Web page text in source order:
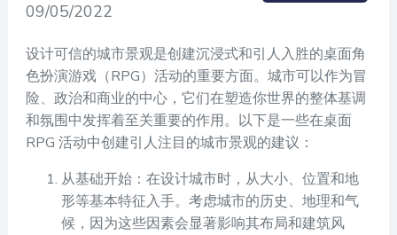
09/05/2022
设计可信的城市景观是创建沉浸式和引人入胜的桌面角
色扮演游戏（RPG）活动的重要方面。城市可以作为冒
险、政治和商业的中心，它们在塑造你世界的整体基调
和氛围中发挥着至关重要的作用。以下是一些在桌面
RPG 活动中创建引人注目的城市景观的建议：
从基础开始：在设计城市时，从大小、位置和地
形等基本特征入手。考虑城市的历史、地理和气
候，因为这些因素会显著影响其布局和建筑风